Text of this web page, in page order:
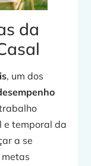
da
, um dos
e temporal da
a se